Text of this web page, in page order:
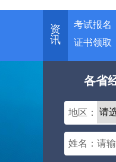
资
讯
考试报名
证书领取
各省
地区：
姓名：